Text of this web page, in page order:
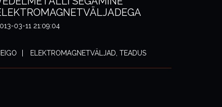
03-11 21:09:04
ELEKTROMAGNETVÄLJAD, TEADUS